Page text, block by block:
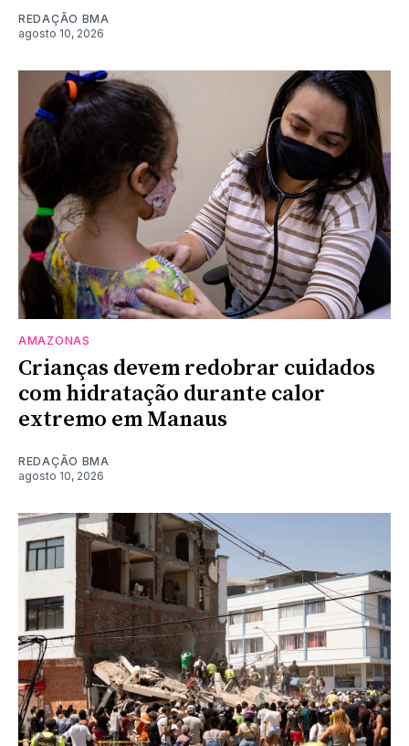
REDAÇÃO BMA
agosto 10, 2026
AMAZONAS
Crianças devem redobrar cuidados
com hidratação durante calor
extremo em Manaus
REDAÇÃO BMA
agosto 10, 2026